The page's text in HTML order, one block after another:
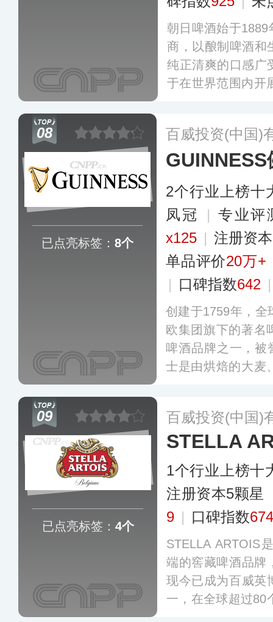
朝日啤酒始于
商，以酿制啤酒和
纯正清爽的口感广
于在世界范围内开
全部股权。更多
08
已点亮标签： 8个
百威投资(中国)
GUINNESS
2个行业上榜十
凤冠
| 专业评
x125 | 注册资
单品评价20万+
| 口碑指数642
创建于1759年，全
欧集团旗下的著名
啤酒品牌之一，被
士是由烘焙的大麦
和麦芽香气，产品
09
已点亮标签： 4个
百威投资(中国)
STELLA
1个行业上榜十
注册资本5颗星
9 | 口碑指数674
STELLA ARTOIS
端的窖藏啤酒品牌
现今已成为百威英
一，在全球超过80